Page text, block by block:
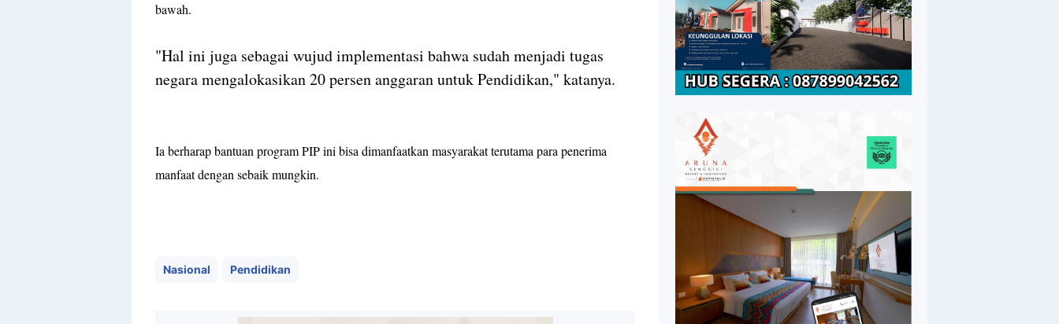
bawah.
‎"Hal ini juga sebagai wujud implementasi bahwa sudah menjadi tugas
negara mengalokasikan 20 persen anggaran untuk Pendidikan," katanya.
‎Ia berharap bantuan program PIP ini bisa dimanfaatkan masyarakat terutama para penerima
manfaat dengan sebaik mungkin.
Nasional Pendidikan